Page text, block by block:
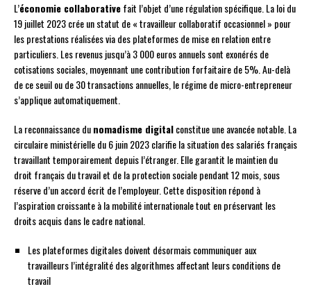
L’économie collaborativefait l’objet d’une régulation spécifique. La loi du
19 juillet 2023 crée un statut de « travailleur collaboratif occasionnel » pour
les prestations réalisées via des plateformes de mise en relation entre
particuliers. Les revenus jusqu’à 3 000 euros annuels sont exonérés de
cotisations sociales, moyennant une contribution forfaitaire de 5%. Au-delà
de ce seuil ou de 30 transactions annuelles, le régime de micro-entrepreneur
s’applique automatiquement.
La reconnaissance dunomadisme digitalconstitue une avancée notable. La
circulaire ministérielle du 6 juin 2023 clarifie la situation des salariés français
travaillant temporairement depuis l’étranger. Elle garantit le maintien du
droit français du travail et de la protection sociale pendant 12 mois, sous
réserve d’un accord écrit de l’employeur. Cette disposition répond à
l’aspiration croissante à la mobilité internationale tout en préservant les
droits acquis dans le cadre national.
Les plateformes digitales doivent désormais communiquer aux
travailleurs l’intégralité des algorithmes affectant leurs conditions de
travail